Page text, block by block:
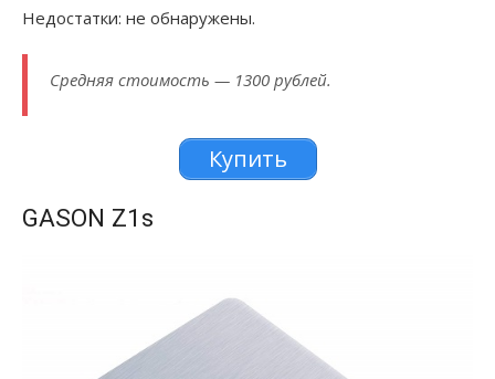
Недостатки: не обнаружены.
Средняя стоимость — 1300 рублей.
Купить
GASON Z1s